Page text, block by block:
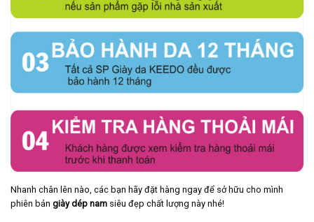
Nhanh chân lên nào, các bạn hãy đặt hàng ngay để sở hữu cho mình
phiên bản giày dép nam siêu đẹp chất lượng này nhé!